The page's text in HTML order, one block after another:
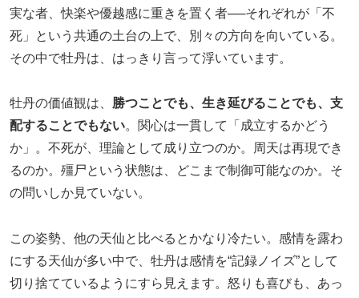
実な者、快楽や優越感に重きを置く者──それぞれが「不
死」という共通の土台の上で、別々の方向を向いている。
その中で牡丹は、はっきり言って浮いています。
牡丹の価値観は、 勝つことでも、生き延びることでも、支
配することでもない。関心は一貫して「成立するかどう
か」。不死が、理論として成り立つのか。周天は再現でき
るのか。殭尸という状態は、どこまで制御可能なのか。そ
の問いしか見ていない。
この姿勢、他の天仙と比べるとかなり冷たい。感情を露わ
にする天仙が多い中で、牡丹は感情を“記録ノイズ”として
切り捨てているようにすら見えます。怒りも喜びも、あっ